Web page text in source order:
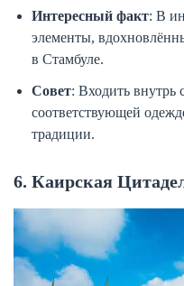
Интересный факт: В
элементы,
в Стамбуле.
Совет: Входить внутрь
соответствующей
традиции.
6. Каирская